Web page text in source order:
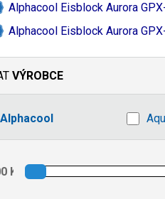
Alphacool Eisblock Aurora
Alphacool Eisblock Aurora
VÝROBCE
Alphacool